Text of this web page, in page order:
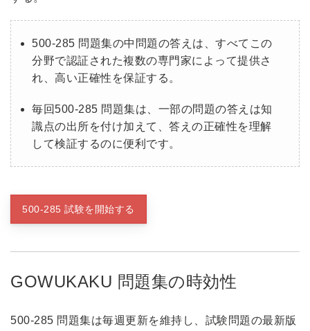
500-285 問題集の中問題の答えは、すべてこの
分野で認証された複数の専門家によって提供さ
れ、高い正確性を保証する。
毎回500-285 問題集は、一部の問題の答えは知
識点の出所を付け加えて、答えの正確性を理解
して検証するのに便利です。
500-285 試験を開始する
GOWUKAKU 問題集の時効性
500-285 問題集は毎週更新を維持し、試験問題の最新版